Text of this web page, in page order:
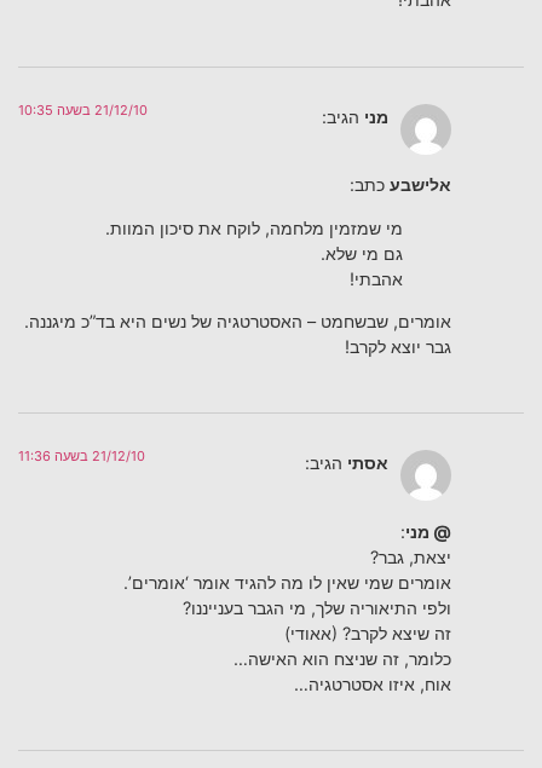
מני הגיב: 21/12/10 בשעה 10:35
אלישבע כתב:
מי שמזמין מלחמה, לוקח את סיכון המוות.
גם מי שלא.
אהבתי!
אומרים, שבשחמט – האסטרטגיה של נשים היא בד”כ מיגננה.
גבר יוצא לקרב!
אסתי הגיב: 21/12/10 בשעה 11:36
@ מני:
יצאת, גבר?
אומרים שמי שאין לו מה להגיד אומר ‘אומרים’.
ולפי התיאוריה שלך, מי הגבר בענייננו?
זה שיצא לקרב? (אאודי)
כלומר, זה שניצח הוא האישה…
אוח, איזו אסטרטגיה…